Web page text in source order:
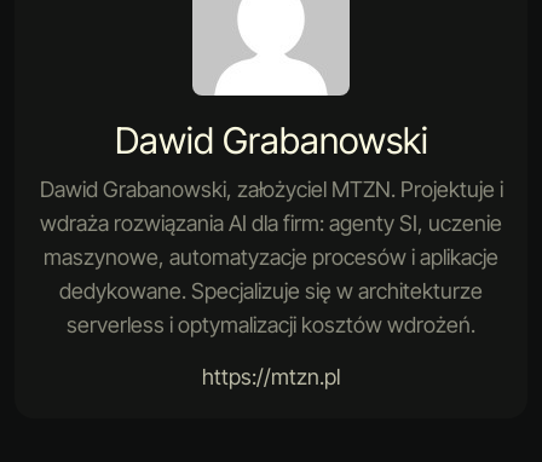
Dawid Grabanowski
Dawid Grabanowski, założyciel MTZN. Projektuje i
wdraża rozwiązania AI dla firm: agenty SI, uczenie
maszynowe, automatyzacje procesów i aplikacje
dedykowane. Specjalizuje się w architekturze
serverless i optymalizacji kosztów wdrożeń.
https://mtzn.pl